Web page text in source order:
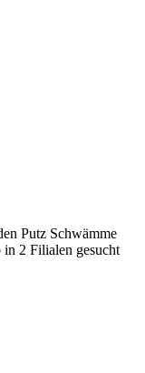
Putz Schwämme
in 2 Filialen gesucht